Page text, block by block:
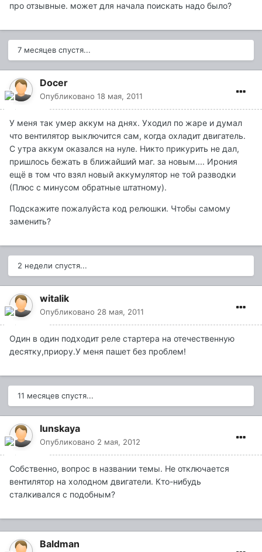
про отзывные. может для начала поискать надо было?
7 месяцев спустя...
Docer
Опубликовано 18 мая, 2011
У меня так умер аккум на днях. Уходил по жаре и думал
что вентилятор выключится сам, когда охладит двигатель.
С утра аккум оказался на нуле. Никто прикурить не дал,
пришлось бежать в ближайший маг. за новым.... Ирония
ещё в том что взял новый аккумулятор не той разводки
(Плюс с минусом обратные штатному).
Подскажите пожалуйста код релюшки. Чтобы самому
заменить?
2 недели спустя...
witalik
Опубликовано 28 мая, 2011
Один в один подходит реле стартера на отечественную
десятку,приору.У меня пашет без проблем!
11 месяцев спустя...
Iunskaya
Опубликовано 2 мая, 2012
Собственно, вопрос в названии темы. Не отключается
вентилятор на холодном двигатели. Кто-нибудь
сталкивался с подобным?
Baldman